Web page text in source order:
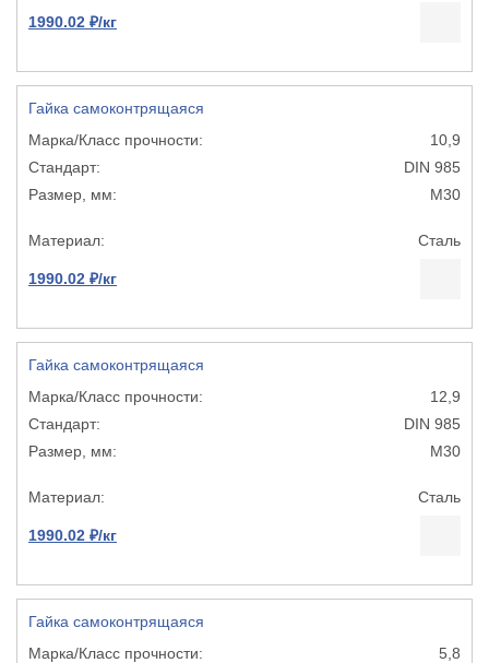
1990.02 ₽/кг
Гайка самоконтрящаяся
10,9
DIN 985
М30
Сталь
1990.02 ₽/кг
Гайка самоконтрящаяся
12,9
DIN 985
М30
Сталь
1990.02 ₽/кг
Гайка самоконтрящаяся
5,8